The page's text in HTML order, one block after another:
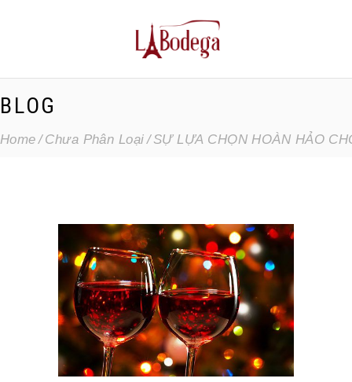
BLOG
Home Chưa Phân Loại SỰ LỰA CHỌN HOÀN HẢO